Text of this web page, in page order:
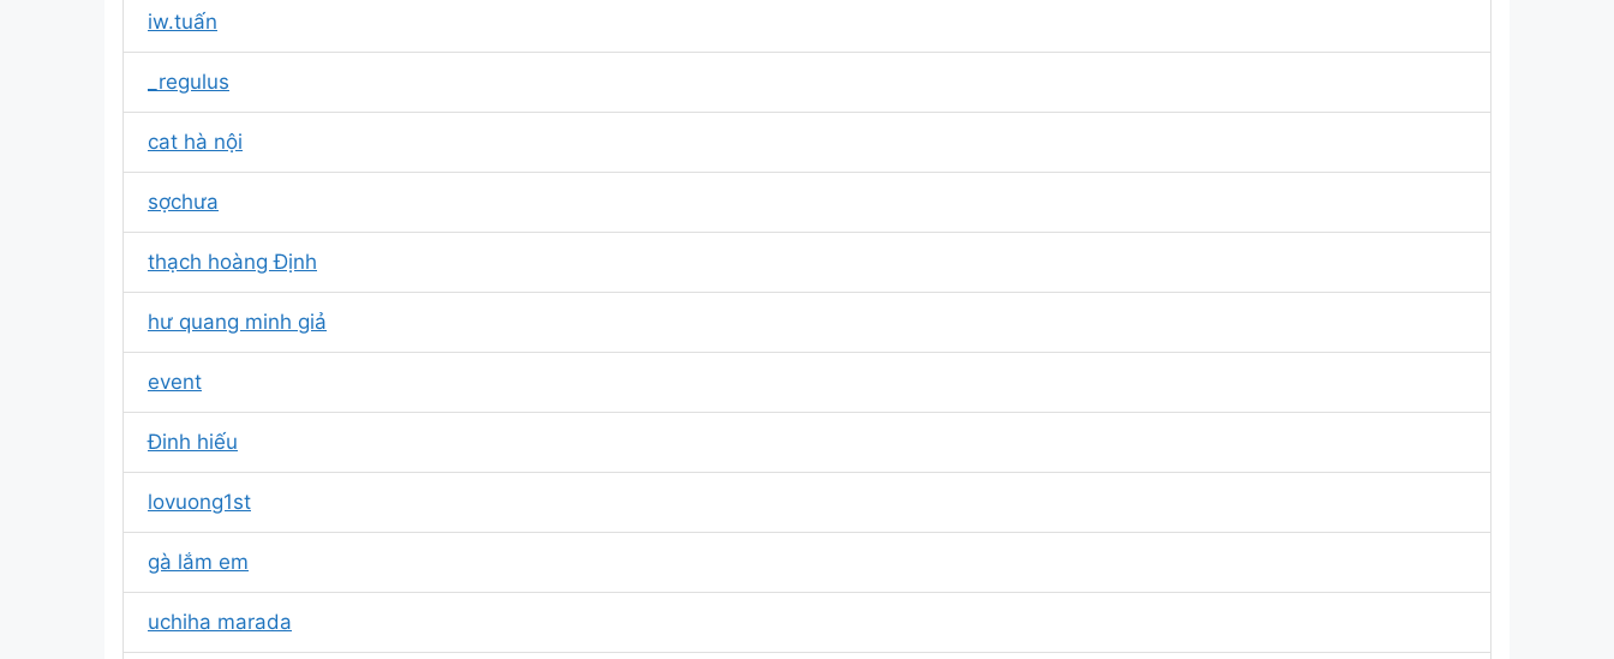
iw.tuấn
_regulus
cat hà nội
sợchưa
thạch hoàng Định
hư quang minh giả
event
Đinh hiếu
lovuong1st
gà lắm em
uchiha marada